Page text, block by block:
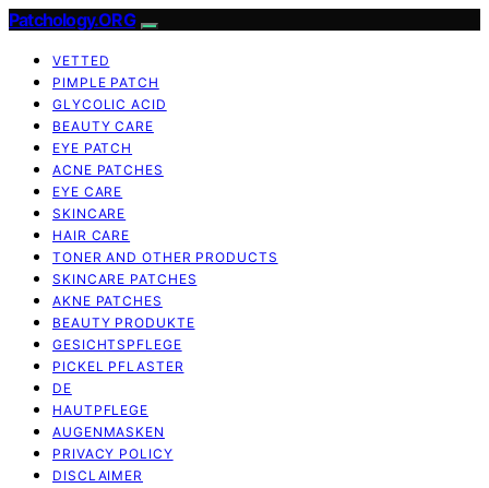
Patchology.ORG
VETTED
PIMPLE PATCH
GLYCOLIC ACID
BEAUTY CARE
EYE PATCH
ACNE PATCHES
EYE CARE
SKINCARE
HAIR CARE
TONER AND OTHER PRODUCTS
SKINCARE PATCHES
AKNE PATCHES
BEAUTY PRODUKTE
GESICHTSPFLEGE
PICKEL PFLASTER
DE
HAUTPFLEGE
AUGENMASKEN
PRIVACY POLICY
DISCLAIMER